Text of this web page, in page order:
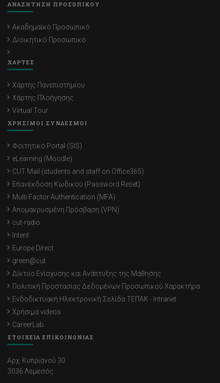
ΑΝΑΖΗΤΗΣΗ ΠΡΟΣΩΠΙΚΟΥ
Ακαδημαϊκό Προσωπικό
Διοικητικό Προσωπικό
ΧΑΡΤΕΣ
Χάρτης Πανεπιστημίου
Χάρτης Πλοήγησης
Virtual Tour
ΧΡΗΣΙΜΟΙ ΣΥΝΔΕΣΜΟΙ
Φοιτητικό Portal (SIS)
eLearning (Moodle)
CUT Mail (students and staff on Office365)
Επανέκδοση Κωδικού (Password Reset)
Multi Factor Authentication (MFA)
Απομακρυσμένη Πρόσβαση (VPN)
cut-radio
Intent
Europe Direct
green@cut
Δίκτυο Ενίσχυσης και Ανάπτυξης της Μάθησης
Πολιτική Προστασίας Δεδομένων Προσωπικού Χαρακτήρα
Ενδοδικτυακή Ηλεκτρονική Σελίδα ΤΕΠΑΚ - Intranet
Χρήσιμα videos
CareerLab
ΣΤΟΙΧΕΙΑ ΕΠΙΚΟΙΝΩΝΙΑΣ
Αρχ. Κυπριανού 30
3036 Λεμεσός